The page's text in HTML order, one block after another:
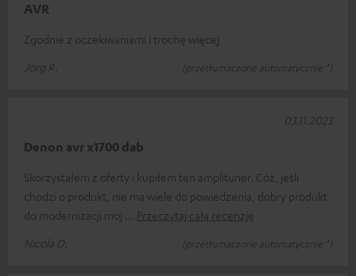
AVR
Zgodnie z oczekiwaniami i trochę więcej
Jörg R.
(przetłumaczone automatycznie *)
Denon avr x1700 dab
Skorzystałem z oferty i kupiłem ten amplituner. Cóż, jeśli
chodzi o produkt, nie ma wiele do powiedzenia, dobry produkt
do modernizacji moj
Przeczytaj całą recenzję
Nicola D.
(przetłumaczone automatycznie *)
03.11.2023